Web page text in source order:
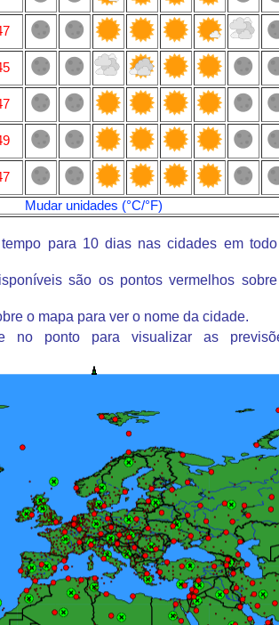
Mudar unidades (°C/°F)
para 10 dias nas cidades em
são os pontos vermelhos
o mapa para ver o nome da cidade.
no ponto para visualizar as